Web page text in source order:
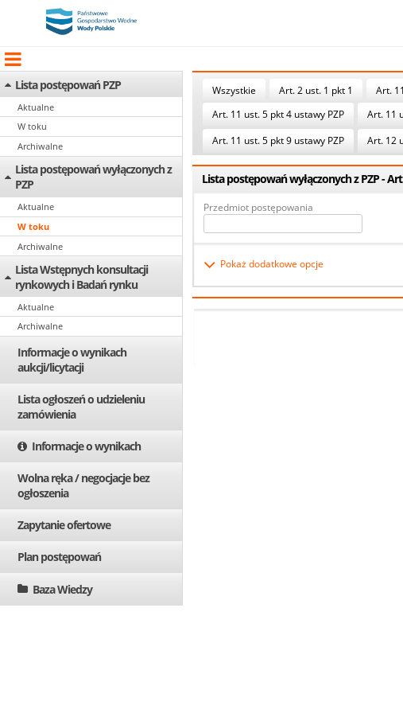
Lista postępowań PZP
Aktualne
W toku
Archiwalne
Lista postępowań wyłączonych z
PZP
Aktualne
W toku
Archiwalne
Lista Wstępnych konsultacji
rynkowych i Badań rynku
Aktualne
Archiwalne
Informacje o wynikach
aukcji/licytacji
Lista ogłoszeń o udzieleniu
zamówienia
Informacje o wynikach
Wolna ręka / negocjacje bez
ogłoszenia
Zapytanie ofertowe
Plan postępowań
Baza Wiedzy
Wszystkie Art. 2 ust. 1 pkt 1 Art.
Art. 11 ust. 5 pkt 4 ustawy PZP
Art. 11
Art. 11 ust. 5 pkt 9 ustawy PZP
Art. 12
Lista postępowań wyłączonych z PZP -
Przedmiot postępowania
Pokaż dodatkowe opcje